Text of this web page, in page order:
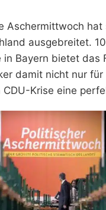
Aschermittwoch hat
ausgebreitet.
in Bayern bietet das
damit nicht nur für
CDU-Krise eine